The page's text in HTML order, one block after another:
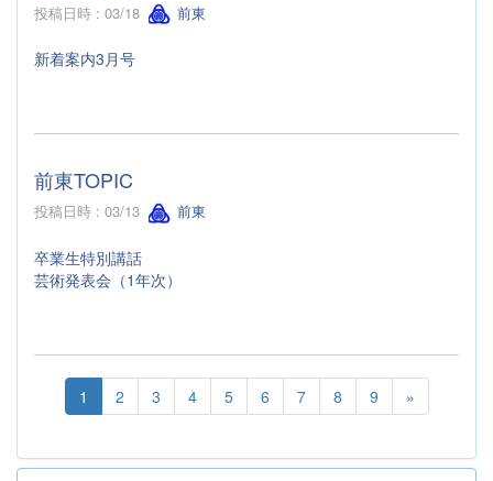
投稿日時 : 03/18 前東
新着案内3月号
前東TOPIC
投稿日時 : 03/13 前東
卒業生特別講話
芸術発表会（1年次）
1 2 3 4 5 6 7 8 9 »